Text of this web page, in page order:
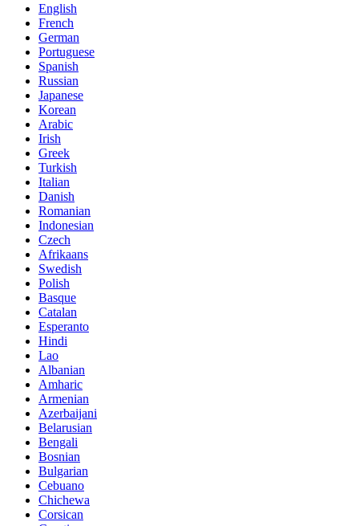
English
French
German
Portuguese
Spanish
Russian
Japanese
Korean
Arabic
Irish
Greek
Turkish
Italian
Danish
Romanian
Indonesian
Czech
Afrikaans
Swedish
Polish
Basque
Catalan
Esperanto
Hindi
Lao
Albanian
Amharic
Armenian
Azerbaijani
Belarusian
Bengali
Bosnian
Bulgarian
Cebuano
Chichewa
Corsican